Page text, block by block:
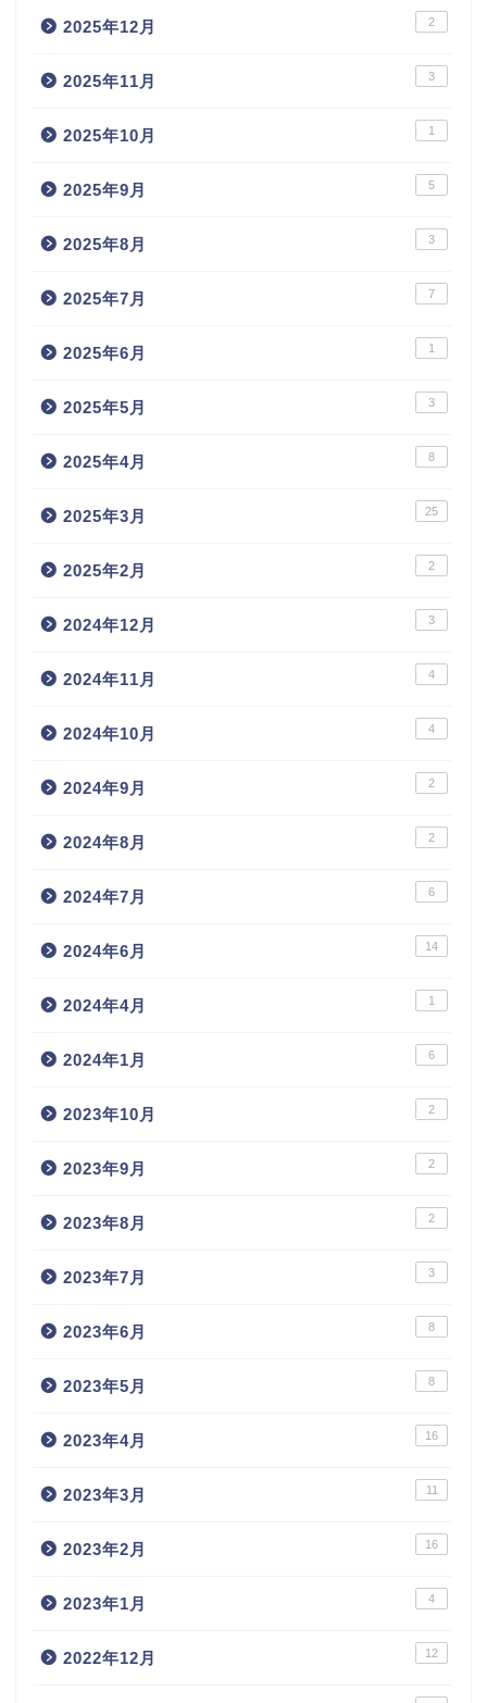
2025年12月 2
2025年11月 3
2025年10月 1
2025年9月 5
2025年8月 3
2025年7月 7
2025年6月 1
2025年5月 3
2025年4月 8
2025年3月 25
2025年2月 2
2024年12月 3
2024年11月 4
2024年10月 4
2024年9月 2
2024年8月 2
2024年7月 6
2024年6月 14
2024年4月 1
2024年1月 6
2023年10月 2
2023年9月 2
2023年8月 2
2023年7月 3
2023年6月 8
2023年5月 8
2023年4月 16
2023年3月 11
2023年2月 16
2023年1月 4
2022年12月 12